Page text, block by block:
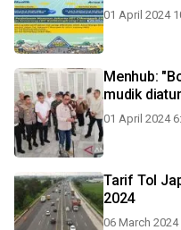
01 April 2024
Menhub:
mudik
01 April 2024
Tarif Tol
2024
06 March 2024